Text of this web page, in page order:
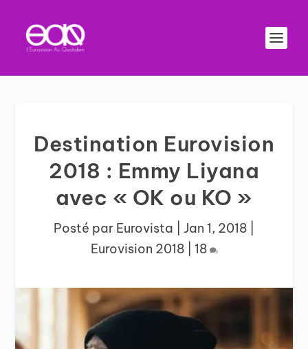
Destination Eurovision
2018 : Emmy Liyana
avec « OK ou KO »
Posté par Eurovista Jan 1, 2018
Eurovision 2018| 18